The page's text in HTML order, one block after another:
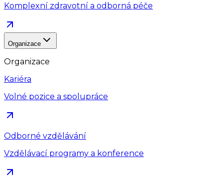
Komplexní zdravotní a odborná péče
Organizace
Organizace
Kariéra
Volné pozice a spolupráce
Odborné vzdělávání
Vzdělávací programy a konference